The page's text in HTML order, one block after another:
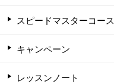
スピードマスターコース
キャンペーン
レッスンノート